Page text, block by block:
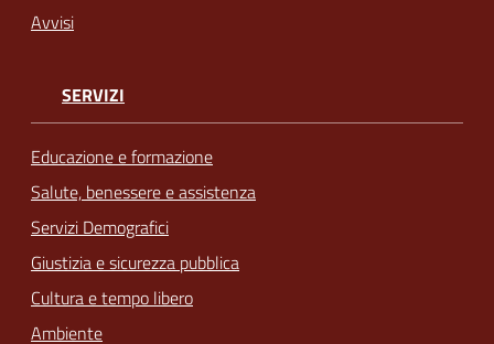
Avvisi
SERVIZI
Educazione e formazione
Salute, benessere e assistenza
Servizi Demografici
Giustizia e sicurezza pubblica
Cultura e tempo libero
Ambiente